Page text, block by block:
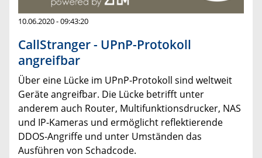
10.06.2020 - 09:43:20
CallStranger - UPnP-Protokoll
angreifbar
Über eine Lücke im UPnP-Protokoll sind weltweit
Geräte angreifbar. Die Lücke betrifft unter
anderem auch Router, Multifunktionsdrucker, NAS
und IP-Kameras und ermöglicht reflektierende
DDOS-Angriffe und unter Umständen das
Ausführen von Schadcode.